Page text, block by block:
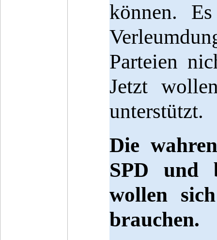
können.
Parteien
Jetzt
unterstützt.
Die
SPD und
wollen
brauchen.